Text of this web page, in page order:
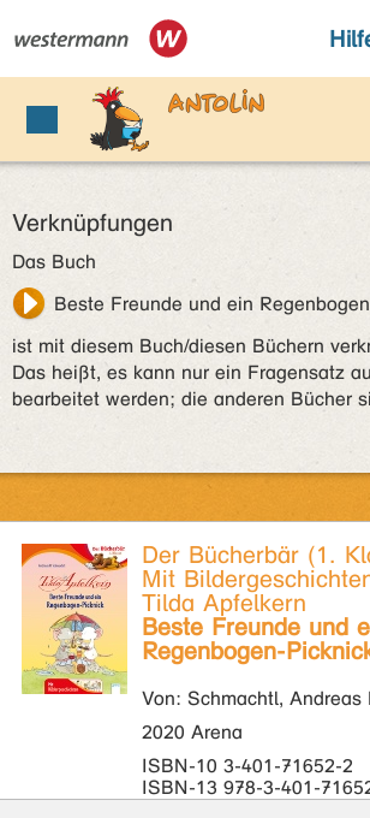
Verknüpfungen
Das Buch
Beste Freunde und ein
ist mit diesem Buch/diesen Büchern
Das heißt, es kann nur ein Fragensatz
bearbeitet werden; die anderen Bücher
Der Bücherbär (1.
Mit
Tilda Apfelkern
Beste Freunde und
Regenbogen-
Von: Schmachtl, Andreas
2020 Arena
ISBN-10 3-401-71652-2
ISBN-13 978-3-401-